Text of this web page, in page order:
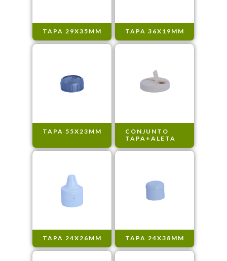
TAPA 29X35MM TAPA 36X19MM
TAPA 55X23MM
CONJUNTO
TAPA+ALETA
TAPA 24X26MM TAPA 24X38MM